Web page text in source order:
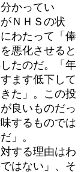
かってい
ＮＨＳの状
わたって「俸
悪化させると
たのだ。「年
ます低下して
た」。この投
良いものだっ
するものでは
」。
する理由はわ
はない」、そ